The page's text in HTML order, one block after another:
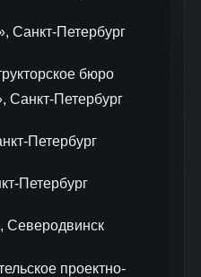
Петербург
бюро
Санкт-Петербург
Петербург
Петербург
проектно-